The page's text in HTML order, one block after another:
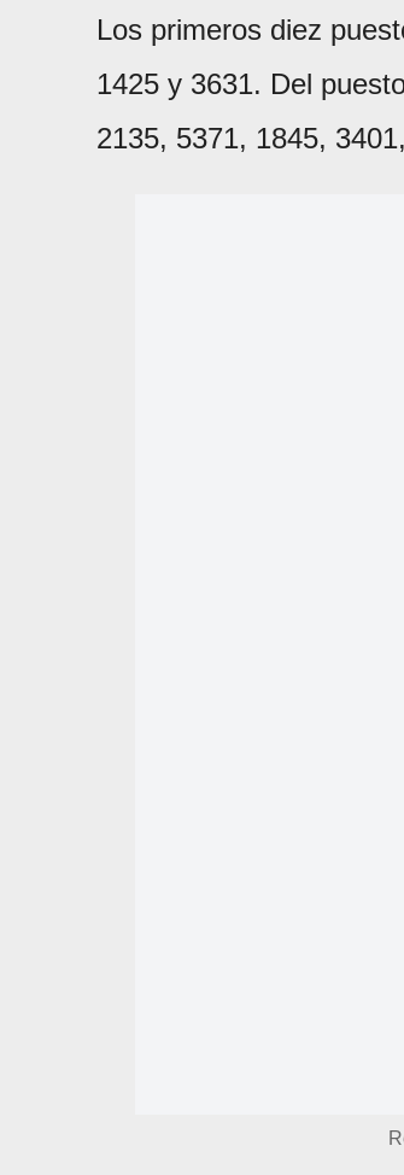
Los primeros diez
1425 y 3631. Del
2135, 5371, 1845,